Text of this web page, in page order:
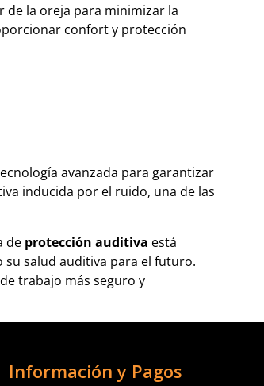
la oreja para minimizar la
confort y protección
avanzada para garantizar
inducida por el ruido, una de las
de protección auditiva está
salud auditiva para el futuro.
trabajo más seguro y
Información y Pagos